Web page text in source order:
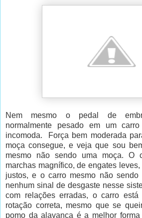
Nem mesmo o pedal de
normalmente pesado em um
incomoda.
Força bem moderada
moça consegue, e veja que sou
mesmo não sendo uma moça. O
marchas magnífico, de engates
justos, e o carro mesmo não sendo
nenhum sinal de desgaste nesse
com relações erradas, o carro está
rotação correta, mesmo que se
pomo da alavanca é a melhor